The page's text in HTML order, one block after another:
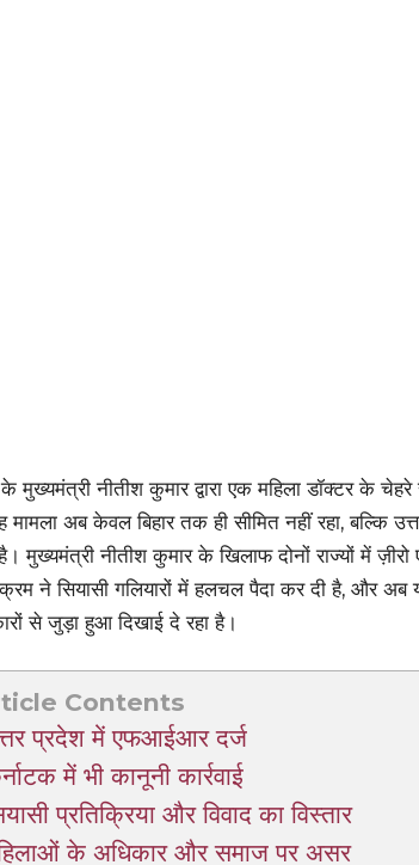
के मुख्यमंत्री नीतीश कुमार द्वारा एक महिला डॉक्टर के
मामला अब केवल बिहार तक ही सीमित नहीं रहा, बल्कि
मुख्यमंत्री नीतीश कुमार के खिलाफ दोनों राज्यों में
ने सियासी गलियारों में हलचल पैदा कर दी है, और अब
से जुड़ा हुआ दिखाई दे रहा है।
Contents
प्रदेश में एफआईआर दर्ज
में भी कानूनी कार्रवाई
प्रतिक्रिया और विवाद का विस्तार
के अधिकार और समाज पर असर